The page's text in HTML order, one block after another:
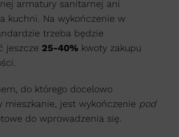
armatury sanitarnej ani
kuchni. Na wykończenie w
trzeba będzie
jeszcze 25-40% kwoty zakupu
do którego docelowo
mieszkanie, jest wykończenie pod
do wprowadzenia się.